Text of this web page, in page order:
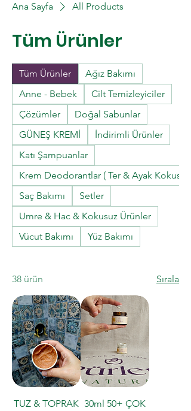
Ana Sayfa All Products
Tüm Ürünler
Tüm Ürünler
Ağız Bakımı
Anne - Bebek
Cilt Temizleyiciler
Çözümler
Doğal Sabunlar
GÜNEŞ KREMİ
İndirimli Ürünler
Katı Şampuanlar
Krem Deodorantlar ( Ter & Ayak Kokusu
Saç Bakımı
Setler
Umre & Hac & Kokusuz Ürünler
Vücut Bakımı
Yüz Bakımı
38 ürün Sırala
TUZ & TOPRAK 30ml 50+ ÇOK